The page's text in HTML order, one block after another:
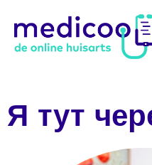
Я тут